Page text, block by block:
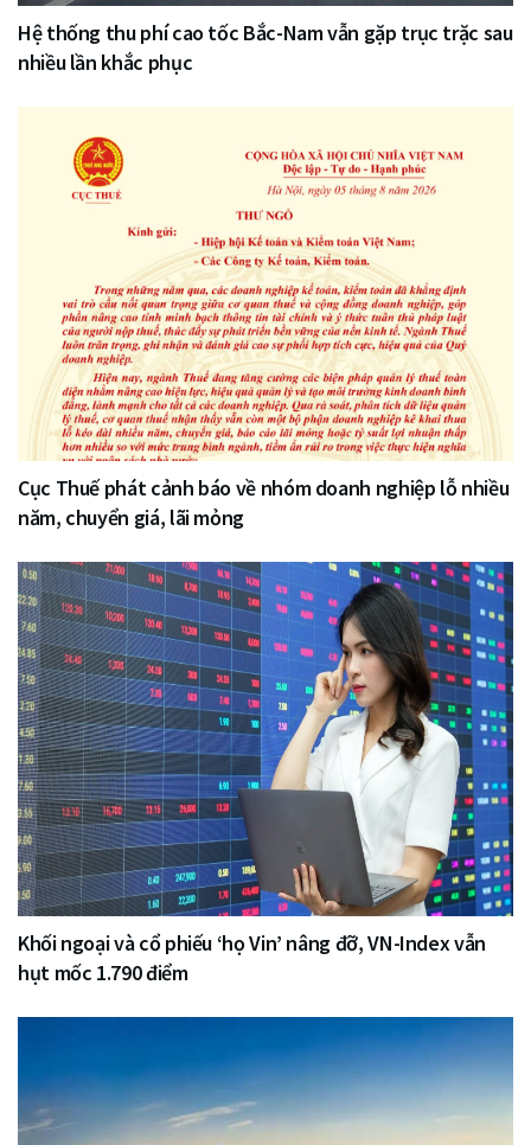
Hệ thống thu phí cao tốc Bắc-Nam vẫn gặp trục trặc sau
nhiều lần khắc phục
Cục Thuế phát cảnh báo về nhóm doanh nghiệp lỗ nhiều
năm, chuyển giá, lãi mỏng
Khối ngoại và cổ phiếu ‘họ Vin’ nâng đỡ, VN-Index vẫn
hụt mốc 1.790 điểm